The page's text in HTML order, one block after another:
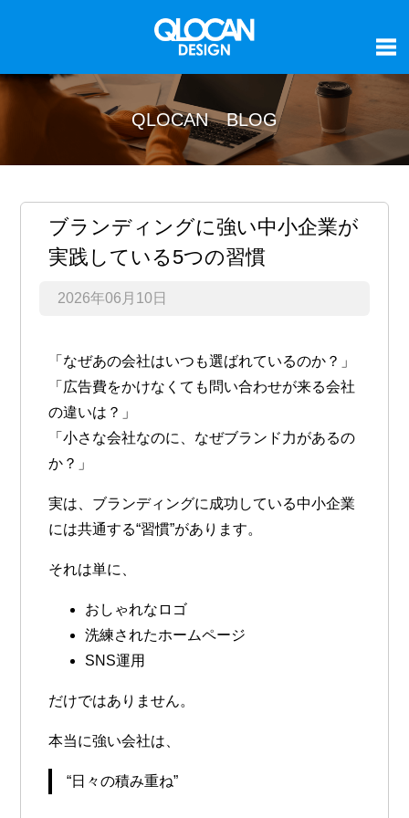
QLOCAN BLOG
ブランディングに強い中小企業が
実践している5つの習慣
2026年06月10日
「なぜあの会社はいつも選ばれているのか？」
「広告費をかけなくても問い合わせが来る会社
の違いは？」
「小さな会社なのに、なぜブランド力があるの
か？」
実は、ブランディングに成功している中小企業
には共通する“習慣”があります。
それは単に、
おしゃれなロゴ
洗練されたホームページ
SNS運用
だけではありません。
本当に強い会社は、
“日々の積み重ね”